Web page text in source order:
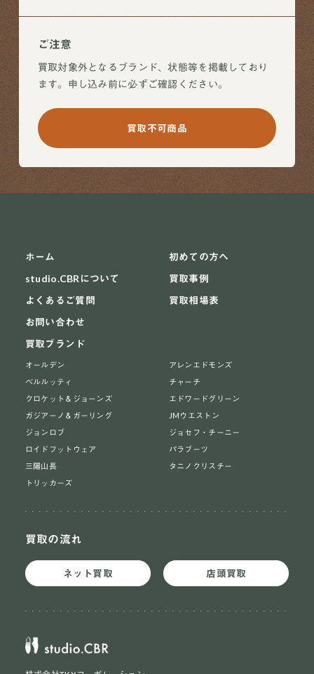
ご注意
買取対象外となるブランド、状態等を掲載しており
ます。申し込み前に必ずご確認ください。
買取不可商品
ホーム
studio.CBRについて
よくあるご質問
お問い合わせ
初めての方へ
買取事例
買取相場表
買取ブランド
オールデン
アレンエドモンズ
ベルルッティ
チャーチ
クロケット＆ジョーンズ
エドワードグリーン
ガジアーノ＆ガーリング
JMウエストン
ジョンロブ
ジョセフ・チーニー
ロイドフットウェア
パラブーツ
三陽山長
タニノクリスチー
トリッカーズ
買取の流れ
ネット買取 店頭買取